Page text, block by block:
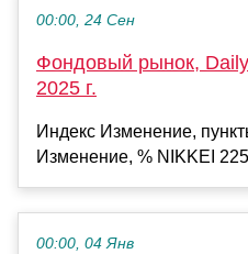
00:00, 24 Сен
Фондовый рынок,
2025 г.
Индекс Изменение,
Изменение, % NIKKEI
00:00, 04 Янв